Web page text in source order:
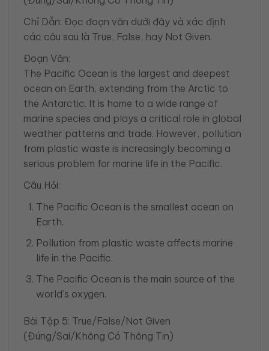
Chỉ Dẫn: Đọc đoạn văn dưới đây và xác định
các câu sau là True, False, hay Not Given.
Đoạn Văn:
The Pacific Ocean is the largest and deepest
ocean on Earth, extending from the Arctic to
the Antarctic. It is home to a wide range of
marine species and plays a critical role in global
weather patterns and trade. However, pollution
from plastic waste is increasingly becoming a
serious problem for marine life in the Pacific.
Câu Hỏi:
The Pacific Ocean is the smallest ocean on
Earth.
Pollution from plastic waste affects marine
life in the Pacific.
The Pacific Ocean is the main source of the
world’s oxygen.
Bài Tập 5: True/False/Not Given
(Đúng/Sai/Không Có Thông Tin)